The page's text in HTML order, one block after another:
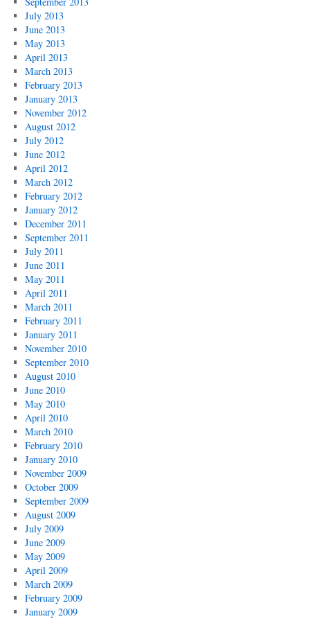
July 2013
June 2013
May 2013
April 2013
March 2013
February 2013
January 2013
November 2012
August 2012
July 2012
June 2012
April 2012
March 2012
February 2012
January 2012
December 2011
September 2011
July 2011
June 2011
May 2011
April 2011
March 2011
February 2011
January 2011
November 2010
September 2010
August 2010
June 2010
May 2010
April 2010
March 2010
February 2010
January 2010
November 2009
October 2009
September 2009
August 2009
July 2009
June 2009
May 2009
April 2009
March 2009
February 2009
January 2009